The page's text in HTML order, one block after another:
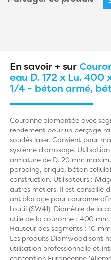
En savoir + sur
eau D. 172 x Lu. 400
1/4 - béton armé,
Couronne diamantée avec
rendement pour un perçage
soudés laser. Convient pour
système d'arrosage.
armature de D. 20 mm
parpaing, brique, béton
construction. Utilisateurs :
autres métiers. Il est conseillé
antiblocage pour couronne
l'outil (SW41). Diamètre de la
utile de la couronne : 400
Hauteur des segments : 10
Les produits Diamwood sont
utilisation professionnelle et
conception Européenne